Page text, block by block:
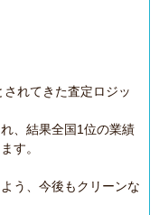
されてきた査定ロジッ
、結果全国1位の業績
す。
う、今後もクリーンな